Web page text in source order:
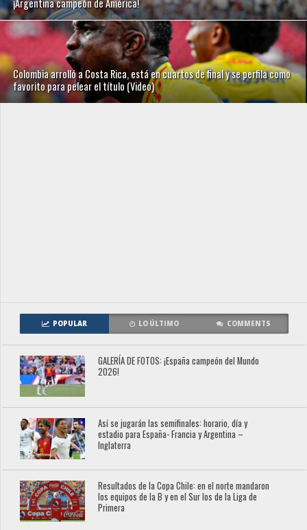
Colombia arrolló a Costa Rica, está en cuartos de final y se perfila como
favorito para pelear el título (Video)
POPULAR LO ÚLTIMO COMMENTS
GALERÍA DE FOTOS: ¡España campeón del Mundo
2026!
Así se jugarán las semifinales: horario, día y
estadio para España- Francia y Argentina –
Inglaterra
Resultados de la Copa Chile: en el norte mandaron
los equipos de la B y en el Sur los de la Liga de
Primera